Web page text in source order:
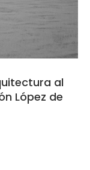
al
López de